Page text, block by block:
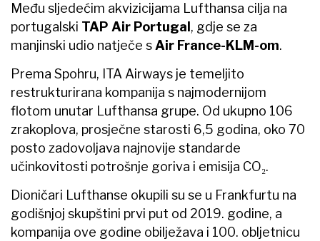
Među sljedećim akvizicijama Lufthansa cilja na
portugalski TAP Air Portugal , gdje se za
manjinski udio natječe sAir France-KLM-om.
Prema Spohru, ITA Airways je temeljito
restrukturirana kompanija s najmodernijom
flotom unutar Lufthansa grupe. Od ukupno 106
zrakoplova, prosječne starosti 6,5 godina, oko 70
posto zadovoljava najnovije standarde
učinkovitosti potrošnje goriva i emisija CO₂.
Dioničari Lufthanse okupili su se u Frankfurtu na
godišnjoj skupštini prvi put od 2019. godine, a
kompanija ove godine obilježava i 100. obljetnicu